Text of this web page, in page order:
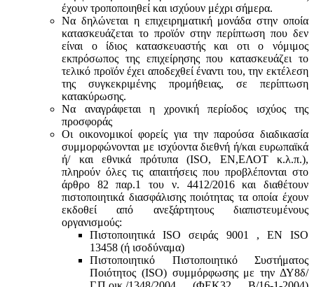
έχουν τροποποιηθεί και ισχύουν μέχρι σήμερα.
Να δηλώνεται η επιχειρηματική μονάδα στην οποία
κατασκευάζεται το προϊόν στην περίπτωση που δεν
είναι ο ίδιος κατασκευαστής και oτι ο νόμιμος
εκπρόσωπος της επιχείρησης που κατασκευάζει το
τελικό προϊόν έχει αποδεχθεί έναντι του, την εκτέλεση
της συγκεκριμένης προμήθειας, σε περίπτωση
κατακύρωσης.
Να αναγράφεται η χρονική περίοδος ισχύος της
προσφοράς
Οι οικονομικοί φορείς για την παρούσα διαδικασία
συμμορφώνονται με ισχύοντα διεθνή ή/και ευρωπαϊκά
ή/ και εθνικά πρότυπα (ISO, ΕΝ,ΕΛΟΤ κ.λ.π.),
πληρούν όλες τις απαιτήσεις που προβλέπονται στο
άρθρο 82 παρ.1 του ν. 4412/2016 και διαθέτουν
πιστοποιητικά διασφάλισης ποιότητας τα οποία έχουν
εκδοθεί από ανεξάρτητους διαπιστευμένους
οργανισμούς:
Πιστοποιητικά ISO σειράς 9001 , ΕΝ ISO
13458 (ή ισοδύναμα)
Πιστοποιητικό Πιστοποιητικό Συστήματος
Ποιότητος (ISO) συμμόρφωσης με την ΔΥ8δ/